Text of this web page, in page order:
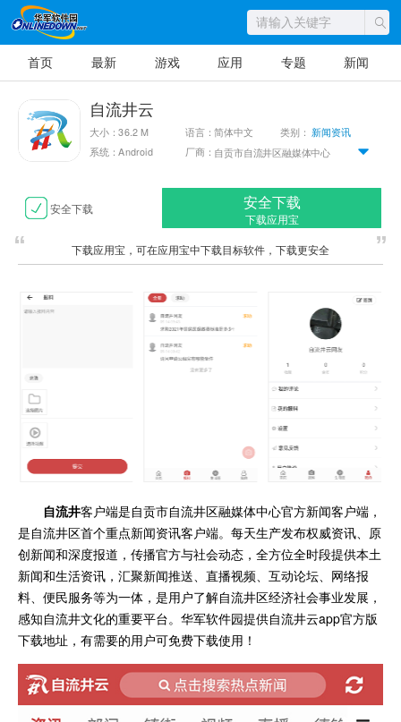
首页 最新 游戏 应用 专题 新闻
自流井云
大小：36.2 M 语言：简体中文 类别： 新闻资讯
系统：Android
厂商： 自贡市自流井区融媒体中心
安全下载 安全下载
下载应用宝
下载应用宝，可在应用宝中下载目标软件，下载更安全
自流井客户端是自贡市自流井区融媒体中心官方新闻客户端，
是自流井区首个重点新闻资讯客户端。每天生产发布权威资讯、原
创新闻和深度报道，传播官方与社会动态，全方位全时段提供本土
新闻和生活资讯，汇聚新闻推送、直播视频、互动论坛、网络报
料、便民服务等为一体，是用户了解自流井区经济社会事业发展，
感知自流井文化的重要平台。华军软件园提供自流井云app官方版
下载地址，有需要的用户可免费下载使用！